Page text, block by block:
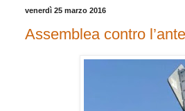
venerdì 25 marzo 2016
Assemblea contro